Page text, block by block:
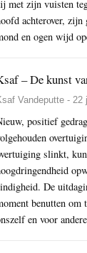
met zijn vuisten
achterover,
en ogen wijd
– De kunst
Vandeputte - 22
positief
slinkt,
De
benutten om
en voor